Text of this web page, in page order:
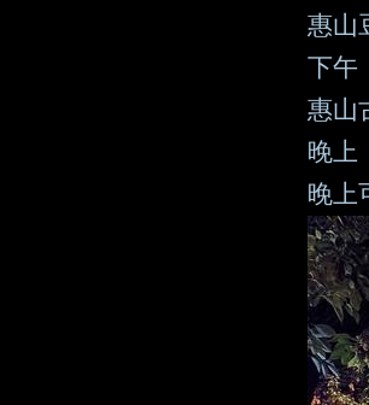
惠山
下午
惠山
晚上
晚上